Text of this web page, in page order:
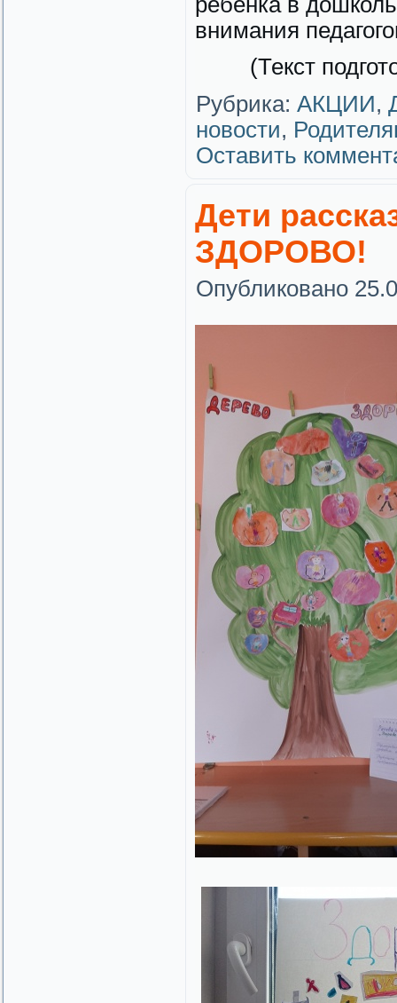
внимания
(Текст
Рубрика: АКЦИИ,
новости,
Оставить
Дети
ЗДОРОВО!
Опубликовано